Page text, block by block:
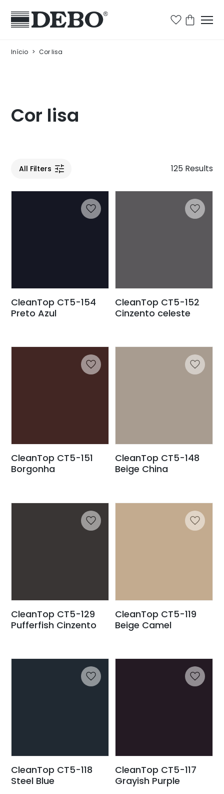
Início > Cor lisa
Cor lisa
All Filters 125 Results
CleanTop CT5-154
Preto Azul
CleanTop CT5-152
Cinzento celeste
CleanTop CT5-151
Borgonha
CleanTop CT5-148
Beige China
CleanTop CT5-129
Pufferfish Cinzento
CleanTop CT5-119
Beige Camel
CleanTop CT5-118
Steel Blue
CleanTop CT5-117
Grayish Purple